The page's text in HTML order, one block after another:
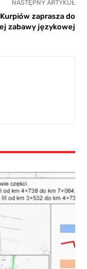
NASTĘPNY ARTYKUŁ
zaprasza do
zabawy językowej